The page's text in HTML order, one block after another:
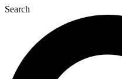
Search